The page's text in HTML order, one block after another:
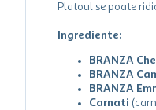
Platoul se poate
Ingrediente:
BRANZA
BRANZA
BRANZA
Carnati